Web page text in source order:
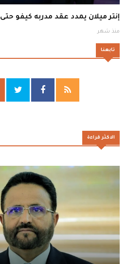
إنتر ميلان يمدد عقد مدربه كيفو حتى 2028
منذ شهر
تابعنا
الاكثر قراءة